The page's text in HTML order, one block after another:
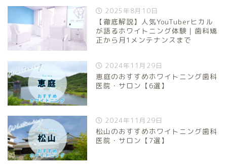
2025年8月10日
【徹底解説】人気YouTuberヒカル
が語るホワイトニング体験｜歯科矯
正から月1メンテナンスまで
2024年11月29日
恵庭のおすすめホワイトニング歯科
医院・サロン【6選】
2024年11月29日
松山のおすすめホワイトニング歯科
医院・サロン【7選】